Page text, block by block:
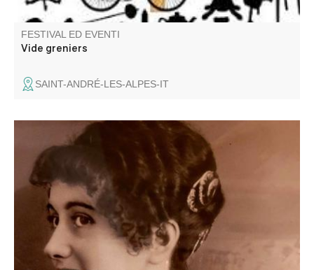
FESTIVAL ED EVENTI
Vide greniers
SAINT-ANDRÉ-LES-ALPES-IT
Restez sur vos gardes... Les mannequins qui peuplent
nos expositions pourraient bien ne plus être de cire. Entre
deux clignotements de bougies, certains de nos habitants
ont décidé de reprendre vie pour vous conter leur propre
version de l’histoire.